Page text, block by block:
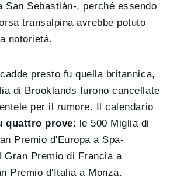
San Sebastián-, perché essendo
transalpina avrebbe potuto
notorietà.
presto fu quella britannica,
di Brooklands furono cancellate
per il rumore. Il calendario
quattro prove: le 500 Miglia di
Premio d'Europa a Spa-
Gran Premio di Francia a
Premio d'Italia a Monza.